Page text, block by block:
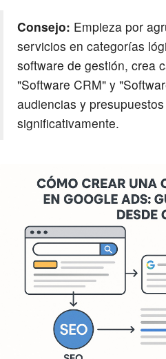
Consejo: Empieza por
servicios en categorías
software de gestión, crea
"Software CRM" y
audiencias y
significativamente.